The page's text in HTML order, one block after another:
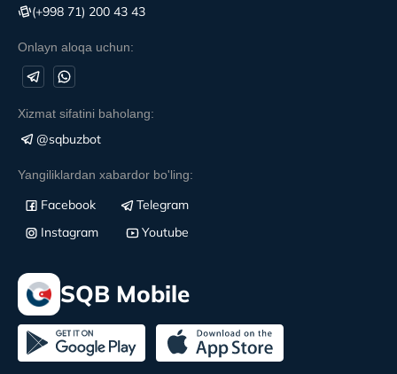
(+998 71) 200 43 43
Onlayn aloqa uchun:
Xizmat sifatini baholang:
@sqbuzbot
Yangiliklardan xabardor bo'ling:
Facebook
Telegram
Instagram
Youtube
SQB Mobile